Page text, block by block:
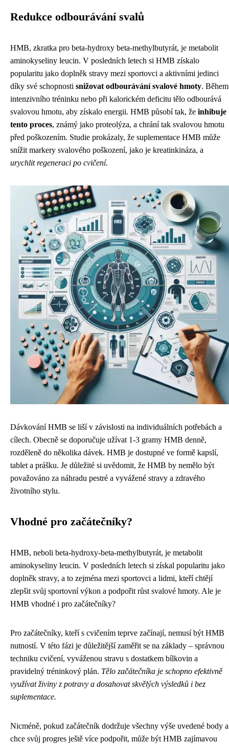
Redukce odbourávání svalů
HMB, zkratka pro beta-hydroxy beta-methylbutyrát, je metabolit
aminokyseliny leucin. V posledních letech si HMB získalo
popularitu jako doplněk stravy mezi sportovci a aktivními jedinci
díky své schopnosti snižovat odbourávání svalové hmoty. Během
intenzivního tréninku nebo při kalorickém deficitu tělo odbourává
svalovou hmotu, aby získalo energii. HMB působí tak, že inhibuje
tento proces, známý jako proteolýza, a chrání tak svalovou hmotu
před poškozením. Studie prokázaly, že suplementace HMB může
snížit markery svalového poškození, jako je kreatinkináza, a
urychlit regeneraci po cvičení.
Dávkování HMB se liší v závislosti na individuálních potřebách a
cílech. Obecně se doporučuje užívat 1-3 gramy HMB denně,
rozděleně do několika dávek. HMB je dostupné ve formě kapslí,
tablet a prášku. Je důležité si uvědomit, že HMB by nemělo být
považováno za náhradu pestré a vyvážené stravy a zdravého
životního stylu.
Vhodné pro začátečníky?
HMB, neboli beta-hydroxy-beta-methylbutyrát, je metabolit
aminokyseliny leucin. V posledních letech si získal popularitu jako
doplněk stravy, a to zejména mezi sportovci a lidmi, kteří chtějí
zlepšit svůj sportovní výkon a podpořit růst svalové hmoty. Ale je
HMB vhodné i pro začátečníky?
Pro začátečníky, kteří s cvičením teprve začínají, nemusí být HMB
nutností. V této fázi je důležitější zaměřit se na základy – správnou
techniku cvičení, vyváženou stravu s dostatkem bílkovin a
pravidelný tréninkový plán. Tělo začátečníka je schopno efektivně
využívat živiny z potravy a dosahovat skvělých výsledků i bez
suplementace.
Nicméně, pokud začátečník dodržuje všechny výše uvedené body a
chce svůj progres ještě více podpořit, může být HMB zajímavou